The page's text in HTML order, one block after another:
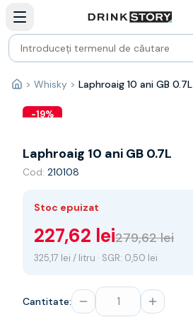
Bauturi fine — selectie
Produse Noi
Cosuri cadou
Pachete & Cadouri
Vin
Tamaioasa
Franta
Spania
Australia
Germania
Noua Zeelanda
Prosecco
Acasă
> Whisky > Laphroaig 10 ani GB 0.7L
-19%
Laphroaig 10 ani GB 0.7L
Cod: 210108
Stoc epuizat
227,62 lei279,62 lei
325,17 lei / litru · SGR: 0,50 lei
Cantitate: